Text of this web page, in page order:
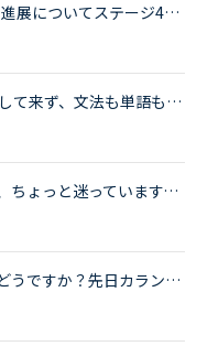
カランメソッド 講師の話すスピードと進展についてステージ4を受講中です。代替講師の話すスピードが余りに早すぎて、やる気がポッキリ折れてしまいました 笑Daily revisionもNew workの説明も含めて超高速で質問...
中学高校とあまり真面目に英語を勉強して来ず、文法も単語もボロボロな初心者です。最近SIDE by SIDE1を始めたのですが、中盤に差し掛かる前あたりから内容が少し難しくなってきました。（友人に手紙を書いたつも...
カランメソッド受講のペースについて、ちょっと迷っています。stage2-4まで、1日１～２レッスン受講し、合間に半分お楽しみで、ナショナルジオグラフィック、5分間単語クイズなど(予習・復習、ディスカッションが...
訂正しすぎる先生。こんな先生って、どうですか？先日カラン12ステージまで終了しました。お気に入りのカランの先生は「sの付け忘れ・aとtheの違い・言い間違いのやり直し」をしてくれる先生で、とても役立ってい...